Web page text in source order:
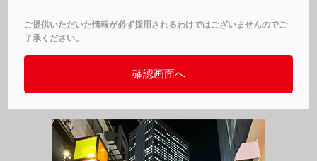
ご提供いただいた情報が必ず採用されるわけではございませんのでご
了承ください。